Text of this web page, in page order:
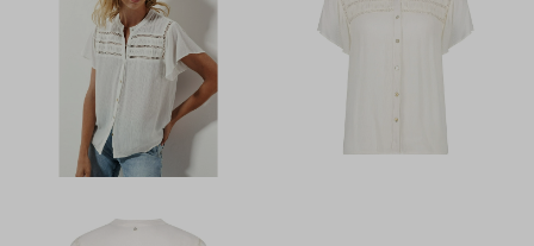
Blouse
Menger